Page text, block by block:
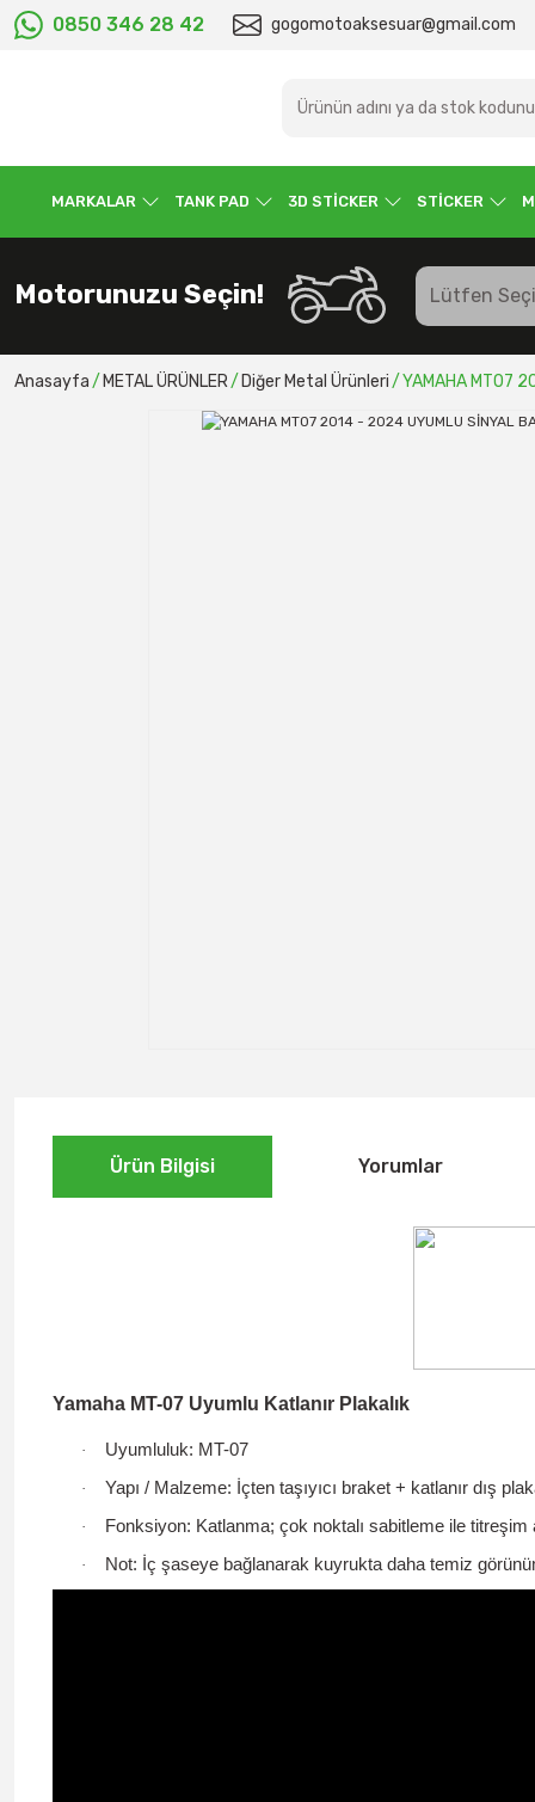
0850 346 28 42 gogomotoaksesuar@gmail.com
MARKALAR TANK PAD 3D STİCKER STİCKER
Motorunuzu Seçin!
Anasayfa METAL ÜRÜNLER Diğer Metal Ürünleri YAMAHA MT07
Ürün Bilgisi Yorumlar
Yamaha MT-07 Uyumlu Katlanır Plakalık
· Uyumluluk: MT-07
· Yapı / Malzeme: İçten taşıyıcı braket + katlanır dış
· Fonksiyon: Katlanma; çok noktalı sabitleme ile titreşim
· Not: İç şaseye bağlanarak kuyrukta daha temiz